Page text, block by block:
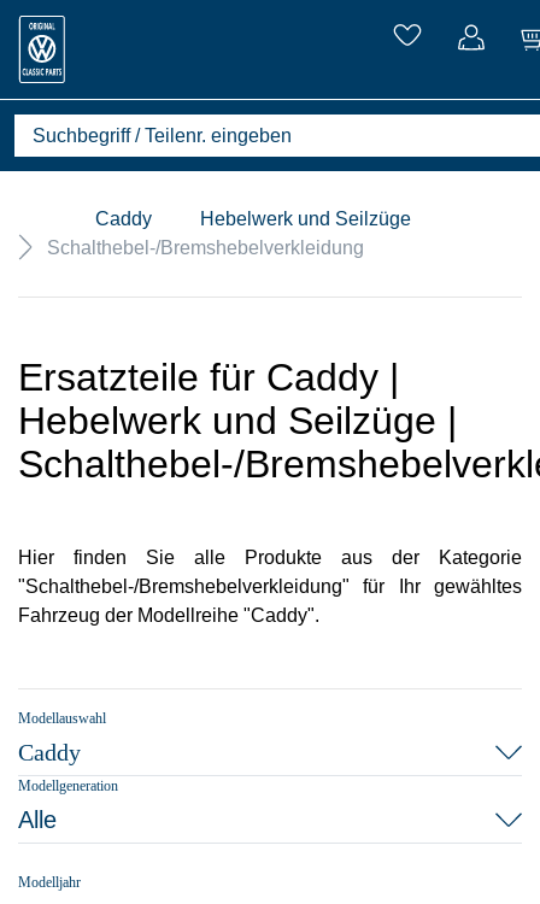
Caddy
Hebelwerk und Seilzüge
Schalthebel-/Bremshebelverkleidung
Ersatzteile für Caddy |
Hebelwerk und Seilzüge |
Schalthebel-/
Hier finden Sie alle Produkte aus der Kategorie
"Schalthebel-/Bremshebelverkleidung" für Ihr gewähltes
Fahrzeug der Modellreihe "Caddy".
Modellauswahl
Caddy
Modellgeneration
Alle
Modelljahr